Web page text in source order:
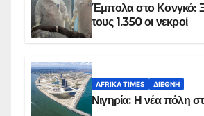
Έμπολα στο Κονγκό:
τους 1.350 οι νεκροί
AFRIKA TIMES ΔΙΕΘΝΉ
Νιγηρία: Η νέα πόλη